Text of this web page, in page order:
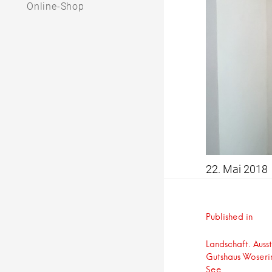
Online-Shop
22. Mai 2018
Published in
Landschaft.
Gutshaus
See